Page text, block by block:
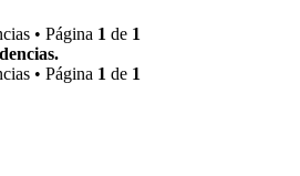
• Página 1 de 1
• Página 1 de 1